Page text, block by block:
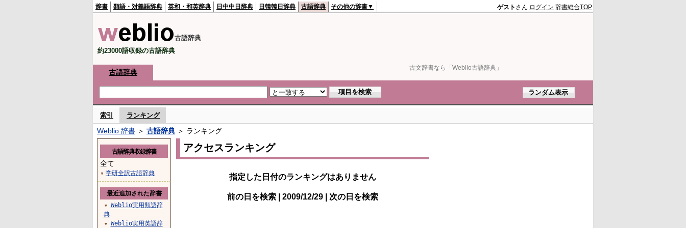
古文辞書なら「Weblio古語辞典」
辞書 類語・対義語辞典 英和・和英辞典 日中中日辞典 日韓韓日辞典 古語辞典 その他の辞書▼ ゲスト さん ログイン 辞書総合TOP
古語辞典
約23000語収録の古語辞典
古語辞典
索引 ランキング
Weblio 辞書 ＞ 古語辞典 ＞ ランキング
アクセスランキング
指定した日付のランキングはありません
前の日を検索 | 2009/12/29 | 次の日を検索
古語辞典収録辞書
全て
▼ 学研全訳古語辞典
最近追加された辞書
▼
Weblio実用類語辞
典
▼ Weblio実用英語辞